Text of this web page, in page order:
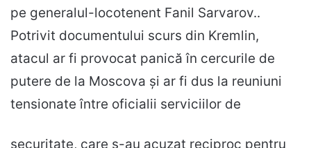
pe generalul-locotenent Fanil Sarvarov..
Potrivit documentului scurs din Kremlin,
atacul ar fi provocat panică în cercurile de
putere de la Moscova și ar fi dus la reuniuni
tensionate între oficialii serviciilor de
securitate, care s-au acuzat reciproc pentru